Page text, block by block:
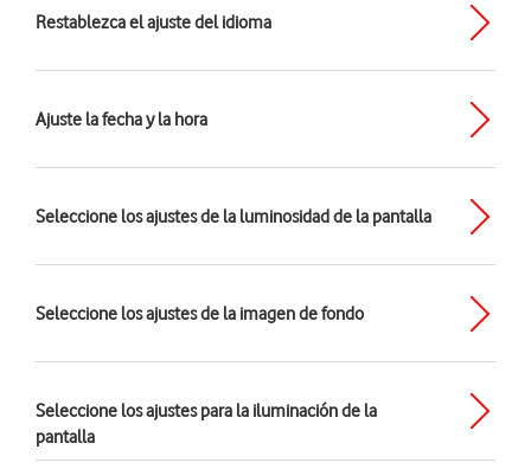
Restablezca el ajuste del idioma
Ajuste la fecha y la hora
Seleccione los ajustes de la luminosidad de la pantalla
Seleccione los ajustes de la imagen de fondo
Seleccione los ajustes para la iluminación de la
pantalla